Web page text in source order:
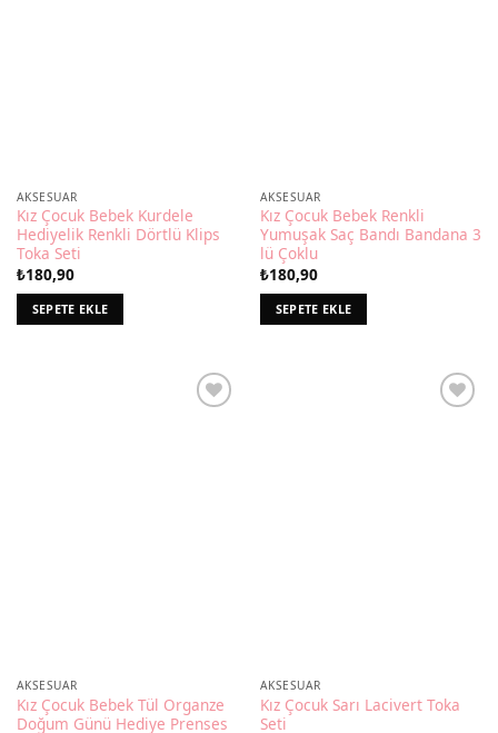
AKSESUAR
Kız Çocuk Bebek Kurdele
Hediyelik Renkli Dörtlü Klips
Toka Seti
₺180,90
SEPETE EKLE
AKSESUAR
Kız Çocuk Bebek Renkli
Yumuşak Saç Bandı Bandana 3
lü Çoklu
₺180,90
SEPETE EKLE
AKSESUAR
Kız Çocuk Bebek Tül Organze
Doğum Günü Hediye Prenses
AKSESUAR
Kız Çocuk Sarı Lacivert Toka
Seti